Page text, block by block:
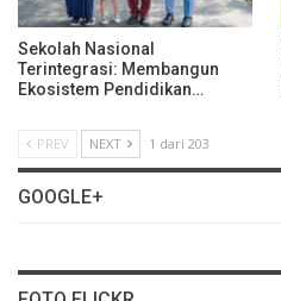
Sekolah Nasional
Terintegrasi: Membangun
Ekosistem Pendidikan…
PREV NEXT 1 dari 203
GOOGLE+